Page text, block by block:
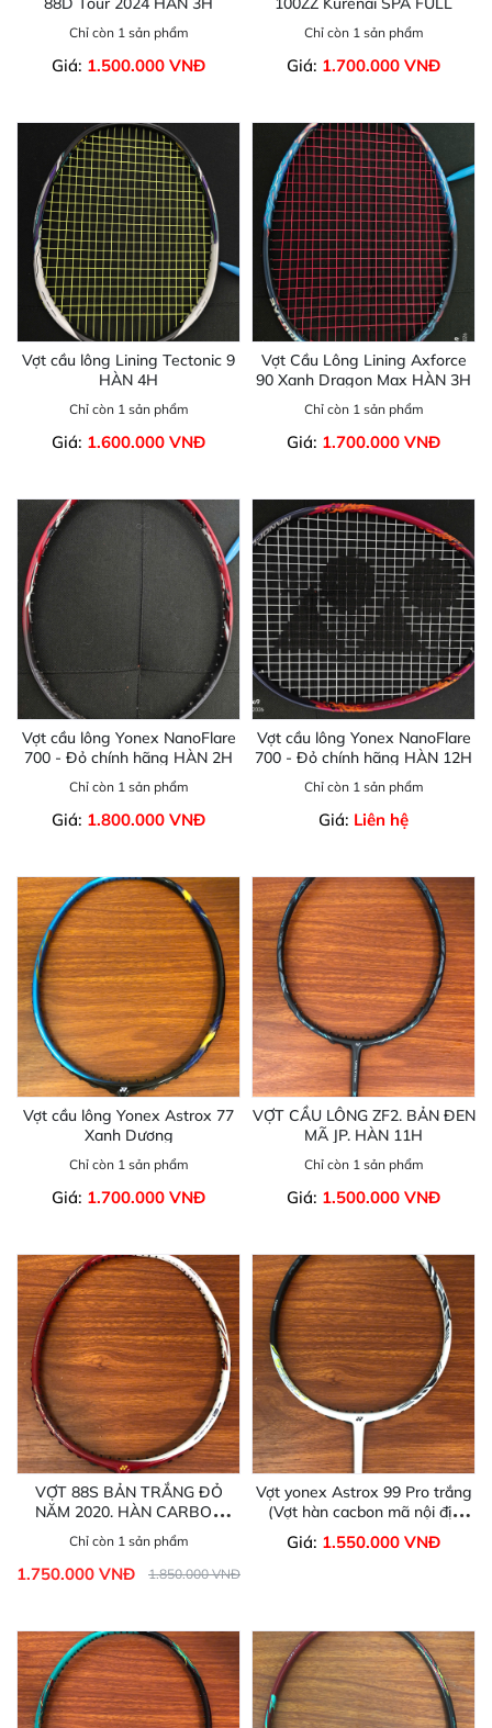
Chỉ còn 1 sản phẩm
Giá: 1.500.000 VNĐ
Chỉ còn 1 sản phẩm
Giá: 1.700.000 VNĐ
Vợt cầu lông Lining Tectonic 9
HÀN 4H
Chỉ còn 1 sản phẩm
Giá: 1.600.000 VNĐ
Vợt Cầu Lông Lining Axforce
90 Xanh Dragon Max HÀN 3H
Chỉ còn 1 sản phẩm
Giá: 1.700.000 VNĐ
Vợt cầu lông Yonex NanoFlare
700 - Đỏ chính hãng HÀN 2H
Chỉ còn 1 sản phẩm
Giá: 1.800.000 VNĐ
Vợt cầu lông Yonex NanoFlare
700 - Đỏ chính hãng HÀN 12H
Chỉ còn 1 sản phẩm
Giá: Liên hệ
Vợt cầu lông Yonex Astrox 77
Xanh Dương
Chỉ còn 1 sản phẩm
Giá: 1.700.000 VNĐ
VỢT CẦU LÔNG ZF2. BẢN ĐEN
MÃ JP. HÀN 11H
Chỉ còn 1 sản phẩm
Giá: 1.500.000 VNĐ
VỢT 88S BẢN TRẮNG ĐỎ
NĂM 2020. HÀN CARBON
CÔNG NGHỆ CAO
Chỉ còn 1 sản phẩm
1.750.000 VNĐ 1.850.000 VNĐ
Vợt yonex Astrox 99 Pro trắng
(Vợt hàn cacbon mã nội địa
Nhật)
Giá: 1.550.000 VNĐ